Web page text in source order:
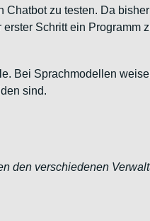
zu testen. Da
Schritt ein
Bei Sprachmodellen
sind.
den verschiedenen